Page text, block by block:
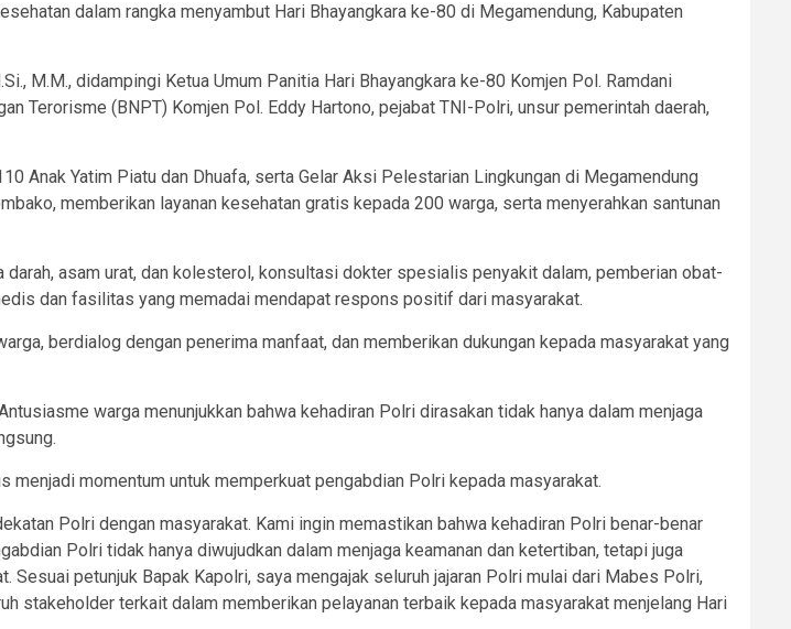
dalam rangka menyambut Hari Bhayangkara ke-80 di Megamendung, Kabupaten
M.M., didampingi Ketua Umum Panitia Hari Bhayangkara ke-80 Komjen Pol. Ramdani
Terorisme (BNPT) Komjen Pol. Eddy Hartono, pejabat TNI-Polri, unsur pemerintah daerah,
Anak Yatim Piatu dan Dhuafa, serta Gelar Aksi Pelestarian Lingkungan di Megamendung
memberikan layanan kesehatan gratis kepada 200 warga, serta menyerahkan santunan
asam urat, dan kolesterol, konsultasi dokter spesialis penyakit dalam, pemberian obat-
dan fasilitas yang memadai mendapat respons positif dari masyarakat.
berdialog dengan penerima manfaat, dan memberikan dukungan kepada masyarakat yang
warga menunjukkan bahwa kehadiran Polri dirasakan tidak hanya dalam menjaga
menjadi momentum untuk memperkuat pengabdian Polri kepada masyarakat.
Polri dengan masyarakat. Kami ingin memastikan bahwa kehadiran Polri benar-benar
Polri tidak hanya diwujudkan dalam menjaga keamanan dan ketertiban, tetapi juga
petunjuk Bapak Kapolri, saya mengajak seluruh jajaran Polri mulai dari Mabes Polri,
stakeholder terkait dalam memberikan pelayanan terbaik kepada masyarakat menjelang Hari